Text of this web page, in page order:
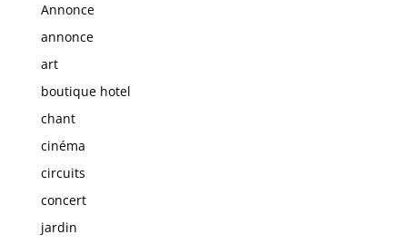
Annonce
annonce
art
boutique hotel
chant
cinéma
circuits
concert
jardin